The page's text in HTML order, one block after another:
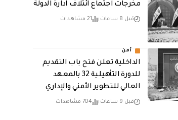
مخرجات اجتماع ائتلاف ادارة الدولة
قبل 8 ساعات 21 مشاهدات
أمن
الداخلية تعلن فتح باب التقديم
للدورة التأهيلية 32 بالمعهد
العالي للتطوير الأمني والإداري
قبل 9 ساعات 704 مشاهدات